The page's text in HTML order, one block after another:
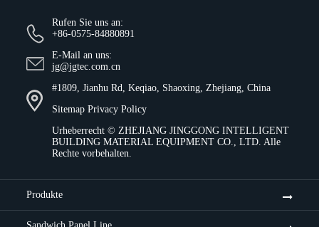
Rufen Sie uns an:
+86-0575-84880891
E-Mail an uns:
jg@jgtec.com.cn
#1809, Jianhu Rd, Keqiao, Shaoxing, Zhejiang, China
Sitemap Privacy Policy
Urheberrecht © ZHEJIANG JINGGONG INTELLIGENT
BUILDING MATERIAL EQUIPMENT CO., LTD. Alle
Rechte vorbehalten.
Produkte